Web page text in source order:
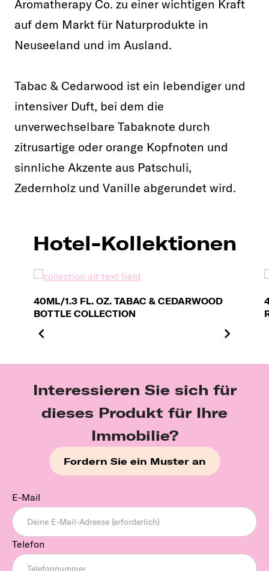
Aromatherapy Co. zu einer wichtigen Kraft
auf dem Markt für Naturprodukte in
Neuseeland und im Ausland.
Tabac & Cedarwood ist ein lebendiger und
intensiver Duft, bei dem die
unverwechselbare Tabaknote durch
zitrusartige oder orange Kopfnoten und
sinnliche Akzente aus Patschuli,
Zedernholz und Vanille abgerundet wird.
Hotel-Kollektionen
40ML/1.3 FL. OZ. TABAC & CEDARWOOD
BOTTLE COLLECTION
Interessieren Sie sich für
dieses Produkt für Ihre
Immobilie?
Fordern Sie ein Muster an
E-Mail
Telefon